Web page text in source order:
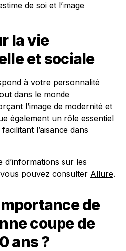
de soi et l’image
la vie
et sociale
à votre personnalité
dans le monde
l’image de modernité et
également un rôle essentiel
l’aisance dans
d’informations sur les
pouvez consulter Allure.
de
coupe de
ans ?